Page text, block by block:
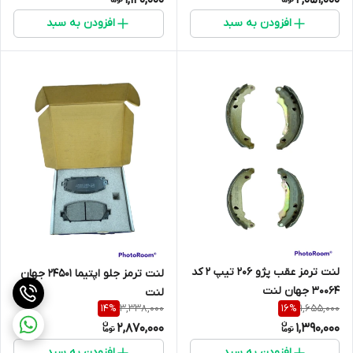
افزودن به سبد افزودن به سبد
لنت ترمز عقب پژو 206 تیپ 2 کد
30064 جهان لنت
1,655,000
16%
1,390,000
لنت ترمز جلو اپتیما 24501 جهان
لنت
3,338,000
14%
2,870,000